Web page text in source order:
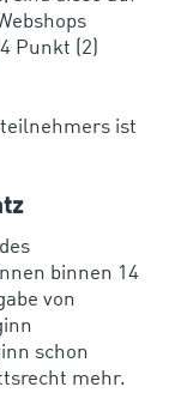
Punkt (2)
ist
binnen 14
von
schon
mehr.